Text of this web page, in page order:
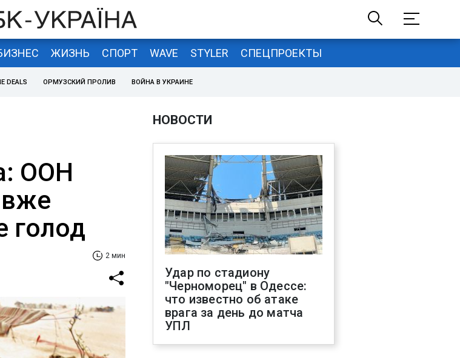
ЖИЗНЬ СПОРТ WAVE STYLER СПЕЦПРОЕКТЫ
DEALS ОРМУЗСКИЙ ПРОЛИВ ВОЙНА В УКРАИНЕ
ООН
вже
голод
2 мин
НОВОСТИ
Удар по стадиону
"Черноморец" в Одессе:
что известно об атаке
врага за день до матча
УПЛ